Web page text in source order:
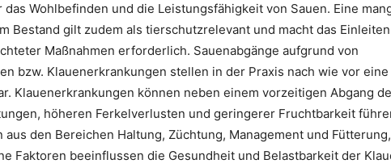
Wohlbefinden und die Leistungsfähigkeit von Sauen. Eine
Bestand gilt zudem als tierschutzrelevant und macht das Einleiten
Maßnahmen erforderlich. Sauenabgänge aufgrund von
bzw. Klauenerkrankungen stellen in der Praxis nach wie vor eine
Klauenerkrankungen können neben einem vorzeitigen Abgang
höheren Ferkelverlusten und geringerer Fruchtbarkeit
aus den Bereichen Haltung, Züchtung, Management und
Faktoren beeinflussen die Gesundheit und Belastbarkeit der